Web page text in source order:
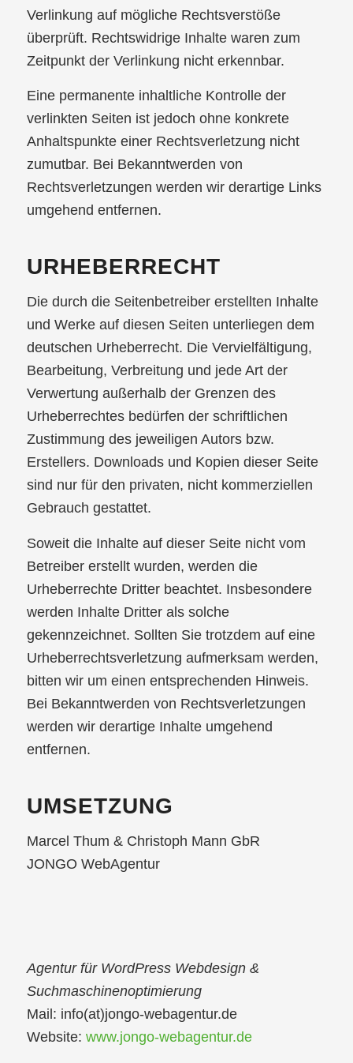
Verlinkung auf mögliche Rechtsverstöße
überprüft. Rechtswidrige Inhalte waren zum
Zeitpunkt der Verlinkung nicht erkennbar.
Eine permanente inhaltliche Kontrolle der
verlinkten Seiten ist jedoch ohne konkrete
Anhaltspunkte einer Rechtsverletzung nicht
zumutbar. Bei Bekanntwerden von
Rechtsverletzungen werden wir derartige Links
umgehend entfernen.
URHEBERRECHT
Die durch die Seitenbetreiber erstellten Inhalte
und Werke auf diesen Seiten unterliegen dem
deutschen Urheberrecht. Die Vervielfältigung,
Bearbeitung, Verbreitung und jede Art der
Verwertung außerhalb der Grenzen des
Urheberrechtes bedürfen der schriftlichen
Zustimmung des jeweiligen Autors bzw.
Erstellers. Downloads und Kopien dieser Seite
sind nur für den privaten, nicht kommerziellen
Gebrauch gestattet.
Soweit die Inhalte auf dieser Seite nicht vom
Betreiber erstellt wurden, werden die
Urheberrechte Dritter beachtet. Insbesondere
werden Inhalte Dritter als solche
gekennzeichnet. Sollten Sie trotzdem auf eine
Urheberrechtsverletzung aufmerksam werden,
bitten wir um einen entsprechenden Hinweis.
Bei Bekanntwerden von Rechtsverletzungen
werden wir derartige Inhalte umgehend
entfernen.
UMSETZUNG
Marcel Thum & Christoph Mann GbR
JONGO WebAgentur
Agentur für WordPress Webdesign &
Suchmaschinenoptimierung
Mail: info(at)jongo-webagentur.de
Website: www.jongo-webagentur.de